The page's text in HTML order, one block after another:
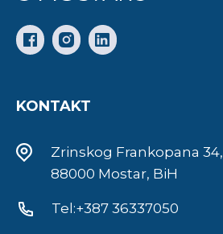
KONTAKT
Zrinskog Frankopana 34,
88000 Mostar, BiH
Tel:+387 36337050